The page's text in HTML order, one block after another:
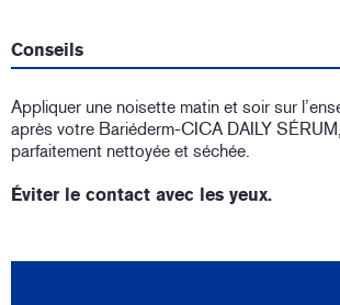
Conseils
Appliquer une noisette matin et soir sur
après votre Bariéderm-CICA DAILY
parfaitement nettoyée et séchée.
Éviter le contact avec les yeux.